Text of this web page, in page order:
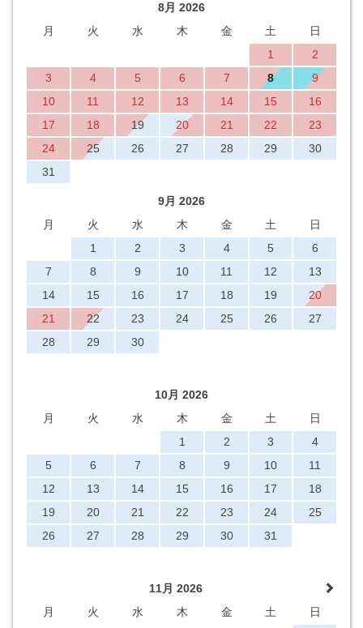
8月 2026
月
火 水 木 金 土
日
1
2
3
4 5 6 7 8
9
10
11 12 13 14 15
16
17
18 19 20 21 22
23
24
25 26 27 28 29
30
31
9月 2026
月
火 水 木 金 土
日
1
2 3 4 5
6
7
8 9 10 11 12
13
14
15 16 17 18 19
20
21
22 23 24 25 26
27
28
29 30
10月 2026
月
火 水 木 金 土
日
1
2 3
4
5
6 7 8 9 10
11
12
13 14 15 16 17
18
19
20 21 22 23 24
25
26
27 28 29 30 31
11月 2026
月
火 水 木 金 土
日